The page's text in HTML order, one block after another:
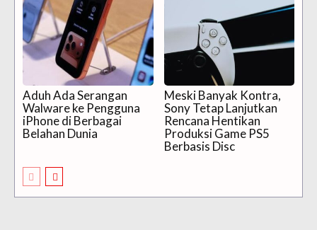
Aduh Ada Serangan
Walware ke Pengguna
iPhone di Berbagai
Belahan Dunia
Meski Banyak Kontra,
Sony Tetap Lanjutkan
Rencana Hentikan
Produksi Game PS5
Berbasis Disc